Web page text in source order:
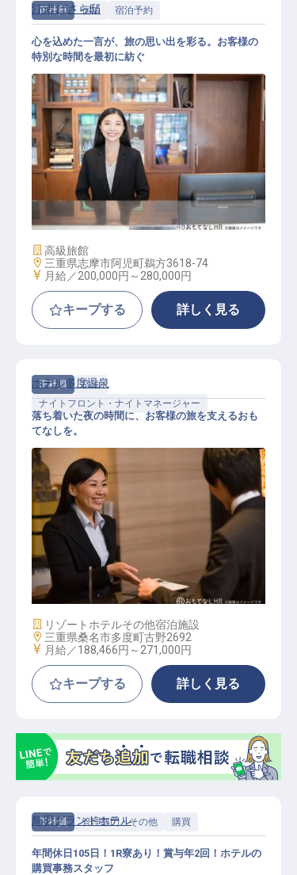
正社員 宿泊 宿泊予約
予約受付
汀渚 ばさら邸
心を込めた一言が、旅の思い出を彩る。お客様の
特別な時間を最初に紡ぐ
施設業態
高級旅館
勤務地
三重県志摩市阿児町鵜方3618-74
給与
月給／200,000円～ 280,000円
キープする 詳しく見る
正社員
宿泊
ナイトフロント・ナイトマネージャー
リゾートホテルのフロント夜勤スタ
ッフ
ホテル多度温泉
落ち着いた夜の時間に、お客様の旅を支えるおも
てなしを。
施設業態
リゾートホテルその他宿泊施設
勤務地
三重県桑名市多度町古野2692
給与
月給／188,466円～ 271,000円
キープする 詳しく見る
正社員 管理部門・その他 購買
鳥羽グランドホテル
年間休日105日！1R寮あり！賞与年2回！ホテルの
購買事務スタッフ